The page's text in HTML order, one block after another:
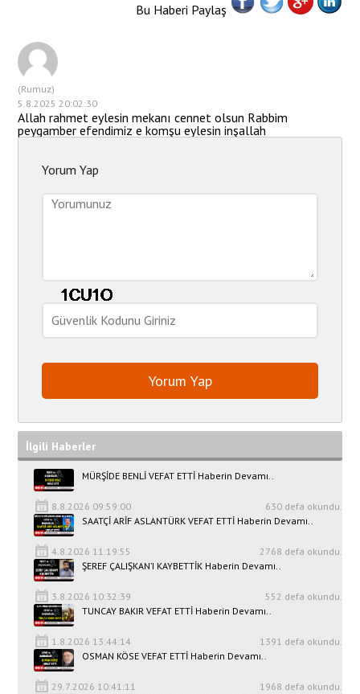
Bu Haberi Paylaş
(Rumuz)
5.8.2025 20:02:30
Allah rahmet eylesin mekanı cennet olsun Rabbim
peygamber efendimiz e komşu eylesin inşallah
Yorum Yap
İlgili Haberler
MÜRŞİDE BENLİ VEFAT ETTİ Haberin Devamı..
8.8.2026 09:59:00
630 defa okundu.
SAATÇİ ARİF ASLANTÜRK VEFAT ETTİ Haberin Devamı..
4.8.2026 11:19:55
2768 defa okundu.
ŞEREF ÇALIŞKAN’I KAYBETTİK Haberin Devamı..
3.8.2026 10:32:39
552 defa okundu.
TUNCAY BAKIR VEFAT ETTİ Haberin Devamı..
1.8.2026 13:44:14
1391 defa okundu.
OSMAN KÖSE VEFAT ETTİ Haberin Devamı..
29.7.2026 10:41:11
1968 defa okundu.